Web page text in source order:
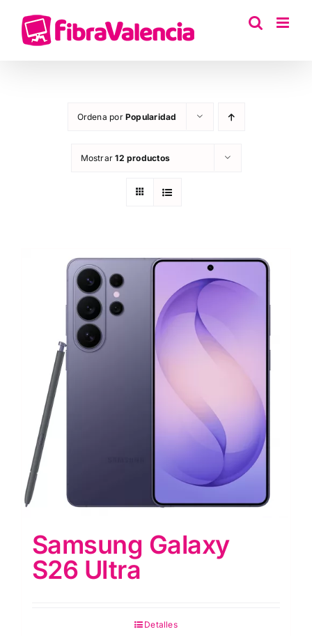
contenido
Ordena por Popularidad
Mostrar12 productos
Samsung Galaxy
S26 Ultra
Detalles